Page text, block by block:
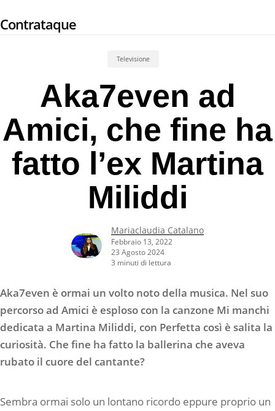
to
Contrataque
Televisione
Aka7even ad
Amici, che fine ha
fatto l’ex Martina
Miliddi
Mariaclaudia Catalano
Febbraio 13, 2022
23 Agosto 2024
3 minuti di lettura
Aka7even è ormai un volto noto della musica. Nel suo
percorso ad Amici è esploso con la canzone Mi manchi
dedicata a Martina Miliddi, con Perfetta così è salita la
curiosità. Che fine ha fatto la ballerina che aveva
rubato il cuore del cantante?
Sembra ormai solo un lontano ricordo eppure proprio un